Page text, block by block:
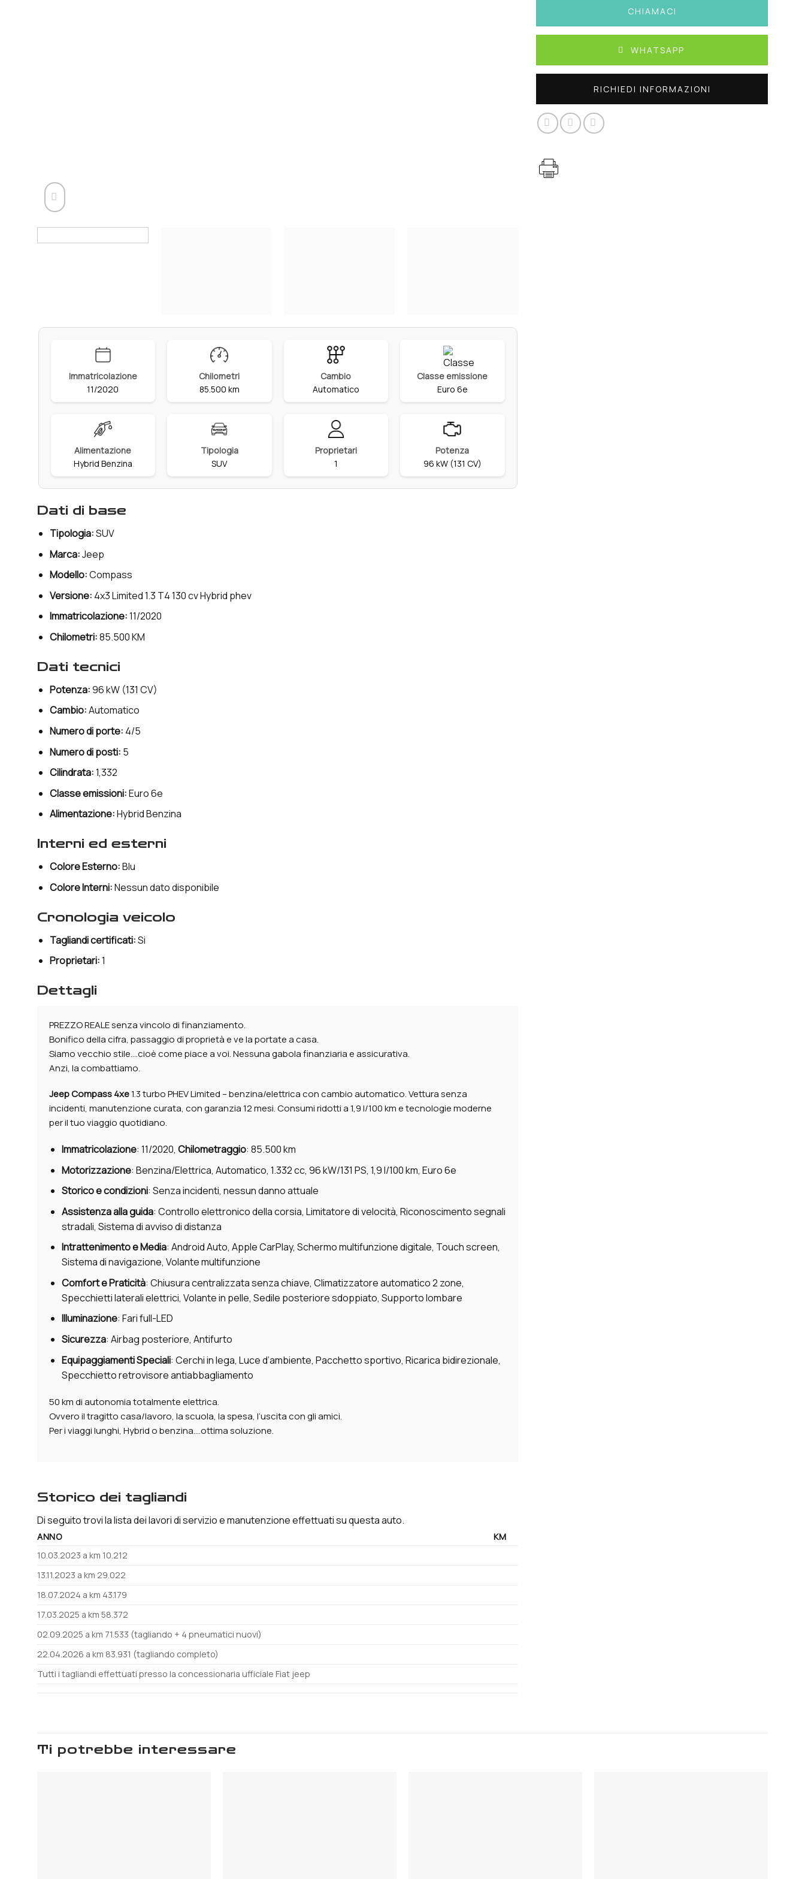
Immatricolazione
11/2020
Chilometri
85.500 km
Cambio
Automatico
Classe emissione
Euro 6e
Alimentazione
Hybrid Benzina
Tipologia
SUV
Proprietari
1
Potenza
96 kW (131 CV)
dati di base
Tipologia:SUV
Marca:Jeep
Modello:Compass
Versione: 4x3 Limited 1.3 T4 130 cv Hybrid phev
Immatricolazione:11/2020
Chilometri:85.500 KM
dati tecnici
Potenza:96 kW (131 CV)
Cambio:Automatico
Numero di porte: 4/5
Numero di posti: 5
Cilindrata:1,332
Classe emissioni:Euro 6e
Alimentazione:Hybrid Benzina
interni ed esterni
Colore Esterno:Blu
Colore Interni:Nessun dato disponibile
cronologia veicolo
Tagliandi certificati:Si
Proprietari:1
dettagli
PREZZO REALE senza vincolo di finanziamento.
Bonifico della cifra, passaggio di proprietà e ve la portate a casa.
Siamo vecchio stile….cioè come piace a voi. Nessuna gabola finanziaria e assicurativa.
Anzi, la combattiamo.
Jeep Compass 4xe1.3 turbo PHEV Limited – benzina/elettrica con cambio automatico. Vettura senza
incidenti, manutenzione curata, con garanzia 12 mesi. Consumi ridotti a 1,9 l/100 km e tecnologie moderne
per il tuo viaggio quotidiano.
Immatricolazione: 11/2020, Chilometraggio: 85.500 km
Motorizzazione: Benzina/Elettrica, Automatico, 1.332 cc, 96 kW/131 PS, 1,9 l/100 km, Euro 6e
Storico e condizioni: Senza incidenti, nessun danno attuale
Assistenza alla guida: Controllo elettronico della corsia, Limitatore di velocità, Riconoscimento segnali
stradali, Sistema di avviso di distanza
Intrattenimento e Media: Android Auto, Apple CarPlay, Schermo multifunzione digitale, Touch screen,
Sistema di navigazione, Volante multifunzione
Comfort e Praticità: Chiusura centralizzata senza chiave, Climatizzatore automatico 2 zone,
Specchietti laterali elettrici, Volante in pelle, Sedile posteriore sdoppiato, Supporto lombare
Illuminazione: Fari full-LED
Sicurezza: Airbag posteriore, Antifurto
Equipaggiamenti Speciali: Cerchi in lega, Luce d’ambiente, Pacchetto sportivo, Ricarica bidirezionale,
Specchietto retrovisore antiabbagliamento
50 km di autonomia totalmente elettrica.
Ovvero il tragitto casa/lavoro, la scuola, la spesa, l’uscita con gli amici.
Per i viaggi lunghi, Hybrid o benzina….ottima soluzione.
storico dei tagliandi
Di seguito trovi la lista dei lavori di servizio e manutenzione effettuati su questa auto.
ANNO
KM
10.03.2023 a km 10.212
13.11.2023 a km 29.022
18.07.2024 a km 43.179
17.03.2025 a km 58.372
02.09.2025 a km 71.533 (tagliando + 4 pneumatici nuovi)
22.04.2026 a km 83.931 (tagliando completo)
Tutti i tagliandi effettuati presso la concessionaria ufficiale Fiat jeep
CHIAMACI
WHATSAPP
RICHIEDI INFORMAZIONI
ti potrebbe interessare